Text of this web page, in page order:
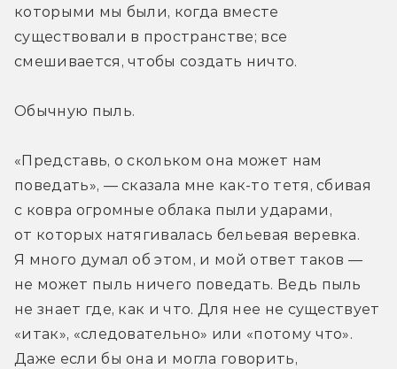
которыми мы были, когда вместе
существовали в пространстве; все
смешивается, чтобы создать ничто.
Обычную пыль.
«Представь, о скольком она может нам
поведать», — сказала мне как-то тетя, сбивая
с ковра огромные облака пыли ударами,
от которых натягивалась бельевая веревка.
Я много думал об этом, и мой ответ таков —
не может пыль ничего поведать. Ведь пыль
не знает где, как и что. Для нее не существует
«итак», «следовательно» или «потому что».
Даже если бы она и могла говорить,